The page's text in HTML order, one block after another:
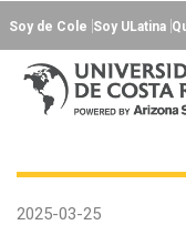
Soy de Cole Soy ULatina
2025-03-25